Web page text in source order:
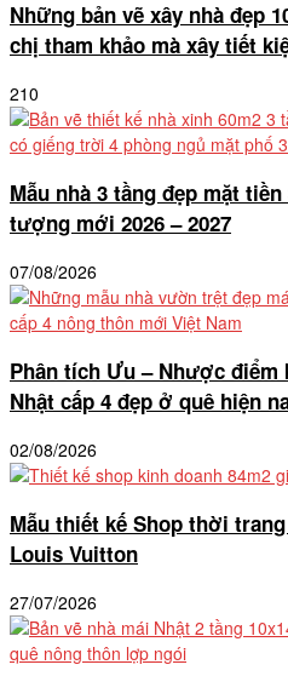
Những bản vẽ xây nhà đẹp
chị tham khảo mà xây tiết
210
Mẫu nhà 3 tầng đẹp mặt
tượng mới 2026 – 2027
07/08/2026
Phân tích Ưu – Nhược điểm
Nhật cấp 4 đẹp ở quê hiện
02/08/2026
Mẫu thiết kế Shop thời
Louis Vuitton
27/07/2026